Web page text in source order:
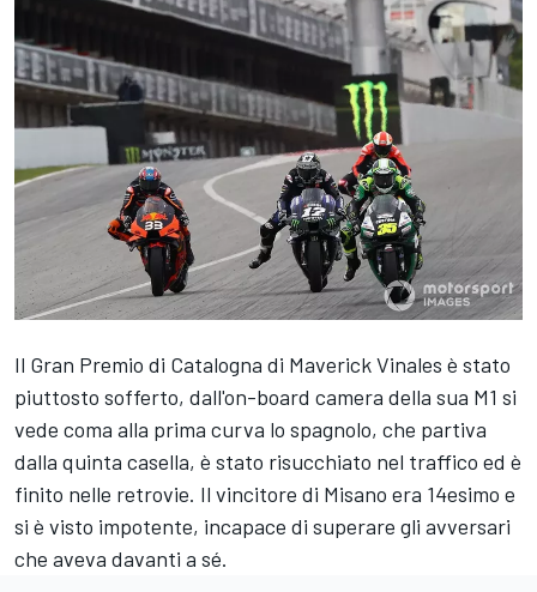
Il Gran Premio di Catalogna di Maverick Vinales è stato
piuttosto sofferto, dall'on-board camera della sua M1 si
vede coma alla prima curva lo spagnolo, che partiva
dalla quinta casella, è stato risucchiato nel traffico ed è
finito nelle retrovie. Il vincitore di Misano era 14esimo e
si è visto impotente, incapace di superare gli avversari
che aveva davanti a sé.